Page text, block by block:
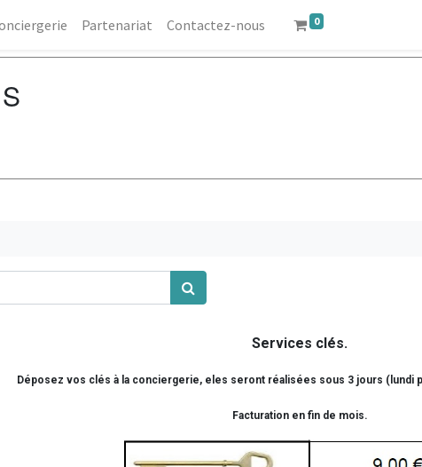
Partenariat Contactez-nous 0
Services clés.
Déposez vos clés à la conciergerie, eles seront réalisées sous 3 jours (lundi
Facturation en fin de mois.